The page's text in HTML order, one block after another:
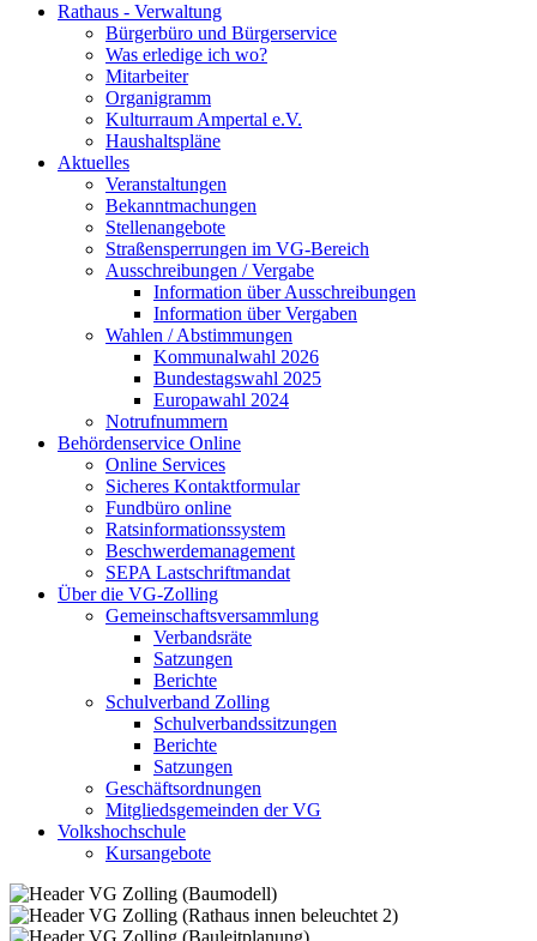
Rathaus - Verwaltung
Bürgerbüro und Bürgerservice
Was erledige ich wo?
Mitarbeiter
Organigramm
Kulturraum Ampertal e.V.
Haushaltspläne
Aktuelles
Veranstaltungen
Bekanntmachungen
Stellenangebote
Straßensperrungen im VG-Bereich
Ausschreibungen / Vergabe
Information über Ausschreibungen
Information über Vergaben
Wahlen / Abstimmungen
Kommunalwahl 2026
Bundestagswahl 2025
Europawahl 2024
Notrufnummern
Behördenservice Online
Online Services
Sicheres Kontaktformular
Fundbüro online
Ratsinformationssystem
Beschwerdemanagement
SEPA Lastschriftmandat
Über die VG-Zolling
Gemeinschaftsversammlung
Verbandsräte
Satzungen
Berichte
Schulverband Zolling
Schulverbandssitzungen
Berichte
Satzungen
Geschäftsordnungen
Mitgliedsgemeinden der VG
Volkshochschule
Kursangebote